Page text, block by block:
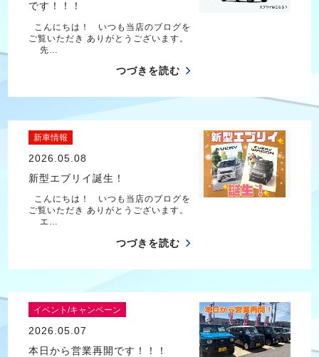
です！！！
こんにちは！ いつも当店のブログを
ご覧いただき ありがとうございます。
先…
つづきを読む
新車情報
2026.05.08
新型エブリイ誕生！
こんにちは！ いつも当店のブログを
ご覧いただき ありがとうございます。
エ…
つづきを読む
イベント/キャンペーン
2026.05.07
本日から営業再開です！！！